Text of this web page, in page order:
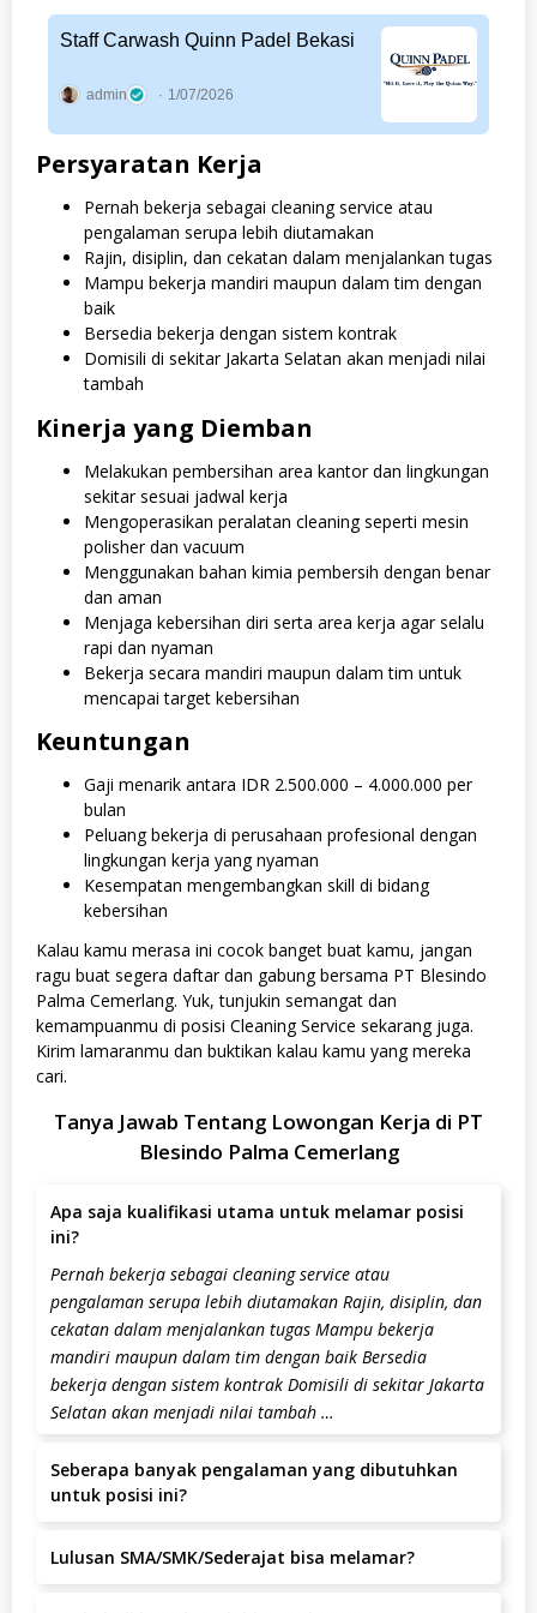
Staff Carwash Quinn Padel Bekasi
admin 1/07/2026
Persyaratan Kerja
Pernah bekerja sebagai cleaning service atau
pengalaman serupa lebih diutamakan
Rajin, disiplin, dan cekatan dalam menjalankan tugas
Mampu bekerja mandiri maupun dalam tim dengan
baik
Bersedia bekerja dengan sistem kontrak
Domisili di sekitar Jakarta Selatan akan menjadi nilai
tambah
Kinerja yang Diemban
Melakukan pembersihan area kantor dan lingkungan
sekitar sesuai jadwal kerja
Mengoperasikan peralatan cleaning seperti mesin
polisher dan vacuum
Menggunakan bahan kimia pembersih dengan benar
dan aman
Menjaga kebersihan diri serta area kerja agar selalu
rapi dan nyaman
Bekerja secara mandiri maupun dalam tim untuk
mencapai target kebersihan
Keuntungan
Gaji menarik antara IDR 2.500.000 – 4.000.000 per
bulan
Peluang bekerja di perusahaan profesional dengan
lingkungan kerja yang nyaman
Kesempatan mengembangkan skill di bidang
kebersihan
Kalau kamu merasa ini cocok banget buat kamu, jangan
ragu buat segera daftar dan gabung bersama PT Blesindo
Palma Cemerlang. Yuk, tunjukin semangat dan
kemampuanmu di posisi Cleaning Service sekarang juga.
Kirim lamaranmu dan buktikan kalau kamu yang mereka
cari.
Tanya Jawab Tentang Lowongan Kerja di PT
Blesindo Palma Cemerlang
Apa saja kualifikasi utama untuk melamar posisi
ini?
Pernah bekerja sebagai cleaning service atau
pengalaman serupa lebih diutamakan Rajin, disiplin, dan
cekatan dalam menjalankan tugas Mampu bekerja
mandiri maupun dalam tim dengan baik Bersedia
bekerja dengan sistem kontrak Domisili di sekitar Jakarta
Selatan akan menjadi nilai tambah …
Seberapa banyak pengalaman yang dibutuhkan
untuk posisi ini?
Lulusan SMA/SMK/Sederajat bisa melamar?